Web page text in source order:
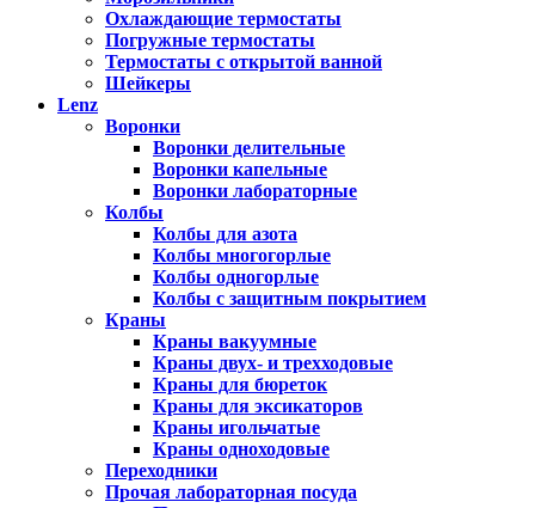
Охлаждающие термостаты
Погружные термостаты
Термостаты с открытой ванной
Шейкеры
Lenz
Воронки
Воронки делительные
Воронки капельные
Воронки лабораторные
Колбы
Колбы для азота
Колбы многогорлые
Колбы одногорлые
Колбы с защитным покрытием
Краны
Краны вакуумные
Краны двух- и трехходовые
Краны для бюреток
Краны для эксикаторов
Краны игольчатые
Краны одноходовые
Переходники
Прочая лабораторная посуда